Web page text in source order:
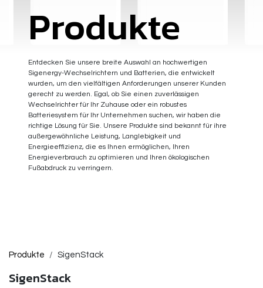
Produkte
Entdecken Sie unsere breite Auswahl an hochwertigen
Sigenergy-Wechselrichtern und Batterien, die entwickelt
wurden, um den vielfältigen Anforderungen unserer Kunden
gerecht zu werden. Egal, ob Sie einen zuverlässigen
Wechselrichter für Ihr Zuhause oder ein robustes
Batteriesystem für Ihr Unternehmen suchen, wir haben die
richtige Lösung für Sie. Unsere Produkte sind bekannt für ihre
außergewöhnliche Leistung, Langlebigkeit und
Energieeffizienz, die es Ihnen ermöglichen, Ihren
Energieverbrauch zu optimieren und Ihren ökologischen
Fußabdruck zu verringern.
Produkte SigenStack
SigenStack